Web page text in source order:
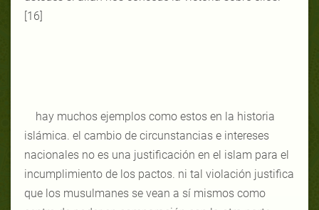
[16]
hay muchos ejemplos como estos en la historia
islámica. el cambio de circunstancias e intereses
nacionales no es una justificación en el islam para el
incumplimiento de los pactos. ni tal violación justifica
que los musulmanes se vean a sí mismos como